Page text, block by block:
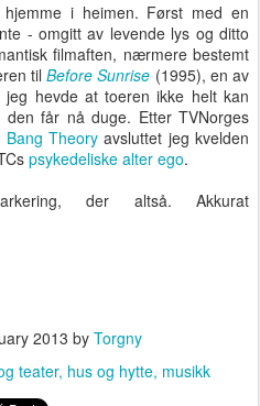
i heimen. Først med en
- omgitt av levende lys og ditto
filmaften, nærmere bestemt
tilBefore Sunrise (1995), en av
jeg hevde at toeren ikke helt kan
får nå duge. Etter TVNorges
Bang Theory avsluttet jeg kvelden
psykedeliske alter ego.
der altså. Akkurat
2013 by Torgny
teater hus og hytte musikk